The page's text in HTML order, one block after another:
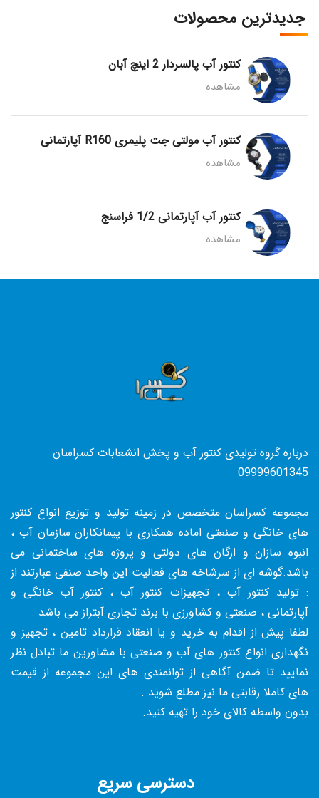
جدیدترین محصولات
کنتور آب پالسردار 2 اینچ آبان
مشاهده
کنتور آب مولتی جت پلیمری R160 آپارتمانی
مشاهده
کنتور آب آپارتمانی 1/2 فراسنج
مشاهده
درباره گروه تولیدی کنتور آب و پخش انشعابات کسراسان
09999601345
مجموعه کسراسان متخصص در زمینه تولید و توزیع انواع کنتور
های خانگی و صنعتی اماده همکاری با پیمانکاران سازمان آب ،
انبوه سازان و ارگان های دولتی و پروژه های ساختمانی می
باشد.گوشه ای از سرشاخه های فعالیت این واحد صنفی عبارتند از
: تولید کنتور آب ، تجهیزات کنتور آب ، کنتور آب خانگی و
آپارتمانی ، صنعتی و کشاورزی با برند تجاری آبتراز می باشد
لطفا پیش از اقدام به خرید و یا انعقاد قرارداد تامین ، تجهیز و
نگهداری انواع کنتور های آب و صنعتی با مشاورین ما تبادل نظر
نمایید تا ضمن آگاهی از توانمندی های این مجموعه از قیمت
های کاملا رقابتی ما نیز مطلع شوید .
بدون واسطه کالای خود را تهیه کنید.
دسترسی سریع